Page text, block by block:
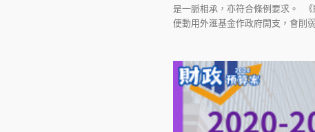
是一脈相承，亦符合條例要求。
便動用外滙基金作政府開支，會削